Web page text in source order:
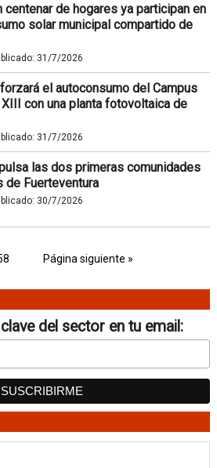
centenar de hogares ya participan en
solar municipal compartido de
31/7/2026
el autoconsumo del Campus
con una planta fotovoltaica de
31/7/2026
las dos primeras comunidades
de Fuerteventura
30/7/2026
Página siguiente »
del sector en tu email: